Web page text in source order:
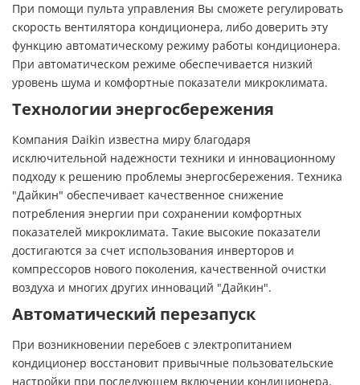
При помощи пульта управления Вы сможете регулировать
скорость вентилятора кондиционера, либо доверить эту
функцию автоматическому режиму работы кондиционера.
При автоматическом режиме обеспечивается низкий
уровень шума и комфортные показатели микроклимата.
Технологии энергосбережения
Компания Daikin известна миру благодаря
исключительной надежности техники и инновационному
подходу к решению проблемы энергосбережения. Техника
"Дайкин" обеспечивает качественное снижение
потребления энергии при сохранении комфортных
показателей микроклимата. Такие высокие показатели
достигаются за счет использования инверторов и
компрессоров нового поколения, качественной очистки
воздуха и многих других инноваций "Дайкин".
Автоматический перезапуск
При возникновении перебоев с электропитанием
кондиционер восстановит привычные пользовательские
настройки при последующем включении кондиционера.